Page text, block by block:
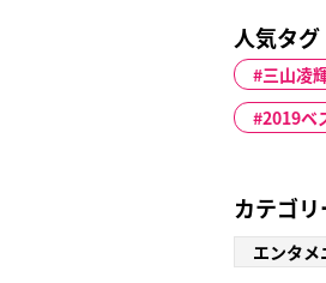
人気タグ
三山凌
2019ベ
カテゴリ
エンタメ